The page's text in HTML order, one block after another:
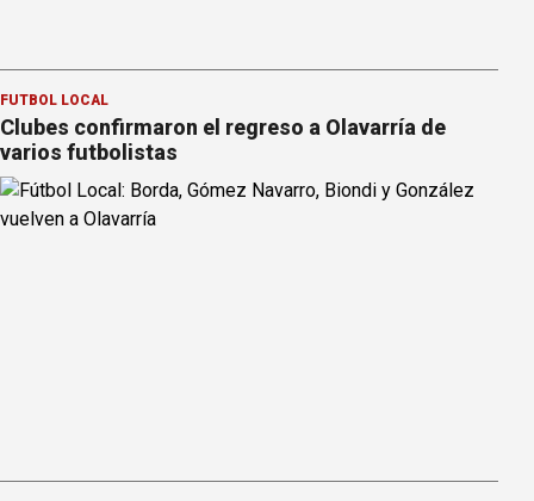
FÚTBOL LOCAL
Clubes confirmaron el regreso a Olavarría de
varios futbolistas